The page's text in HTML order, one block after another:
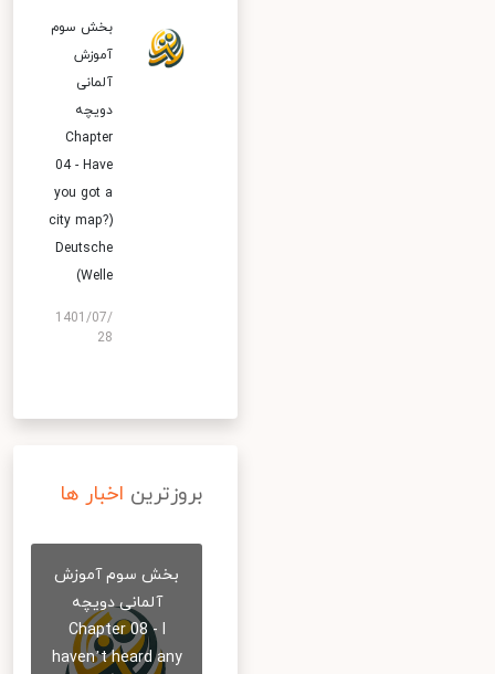
بخش سوم
آموزش
آلمانی
دویچه
Chapter
04 - Have
you got a
city map?)
Deutsche
Welle)
1401/07/
28
بروزترین اخبار ها
بخش سوم آموزش
آلمانی دویچه
Chapter 08 - I
haven’t heard any